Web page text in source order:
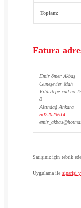
Toplam:
Fatura
Emir ömer Akbaş
Güneşevler Mah
Yıldıztepe cad no
8
Altındağ Ankara
5072023614
Satışınız için tebrik
Uygulama ile siparişi